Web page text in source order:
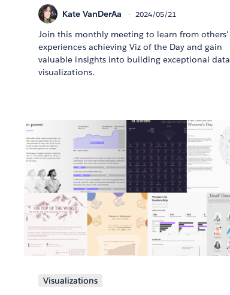
Kate VanDerAa 2024/05/21
Join this monthly meeting to learn from others'
experiences achieving Viz of the Day and gain
valuable insights into building exceptional data
visualizations.
Visualizations